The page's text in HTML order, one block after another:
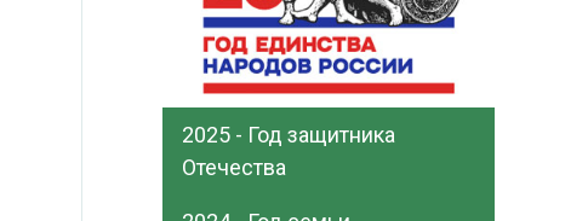
2025 - Год защитника
Отечества